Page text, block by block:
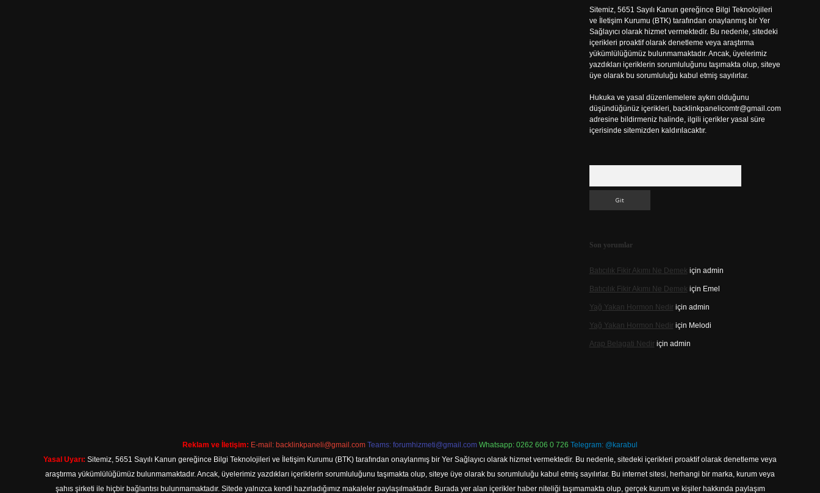
Sitemiz, 5651 Sayılı Kanun gereğince Bilgi Teknolojileri
ve İletişim Kurumu (BTK) tarafından onaylanmış bir Yer
Sağlayıcı olarak hizmet vermektedir. Bu nedenle, sitedeki
içerikleri proaktif olarak denetleme veya araştırma
yükümlülüğümüz bulunmamaktadır. Ancak, üyelerimiz
yazdıkları içeriklerin sorumluluğunu taşımakta olup, siteye
üye olarak bu sorumluluğu kabul etmiş sayılırlar.
Hukuka ve yasal düzenlemelere aykırı olduğunu
düşündüğünüz içerikleri, backlinkpanelicomtr@gmail.com
adresine bildirmeniz halinde, ilgili içerikler yasal süre
içerisinde sitemizden kaldırılacaktır.
Son yorumlar
Batıcılık Fikir Akımı Ne Demek için admin
Batıcılık Fikir Akımı Ne Demek için Emel
Yağ Yakan Hormon Nediriçin admin
Yağ Yakan Hormon Nediriçin Melodi
Arap Belagati Nediriçin admin
Reklam ve İletişim: E-mail: backlinkpaneli@gmail.com Teams: forumhizmeti@gmail.com Whatsapp: 0262 606 0 726 Telegram: @karabul
Yasal Uyarı: Sitemiz, 5651 Sayılı Kanun gereğince Bilgi Teknolojileri ve İletişim Kurumu (BTK) tarafından onaylanmış bir Yer Sağlayıcı olarak hizmet vermektedir. Bu nedenle, sitedeki içerikleri proaktif olarak denetleme veya
araştırma yükümlülüğümüz bulunmamaktadır. Ancak, üyelerimiz yazdıkları içeriklerin sorumluluğunu taşımakta olup, siteye üye olarak bu sorumluluğu kabul etmiş sayılırlar. Bu internet sitesi, herhangi bir marka, kurum veya
şahıs şirketi ile hiçbir bağlantısı bulunmamaktadır. Sitede yalnızca kendi hazırladığımız makaleler paylaşılmaktadır. Burada yer alan içerikler haber niteliği taşımamakta olup, gerçek kurum ve kişiler hakkında paylaşım